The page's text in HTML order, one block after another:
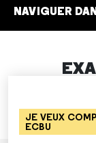
NAVIGUER
JE VEUX
ECBU